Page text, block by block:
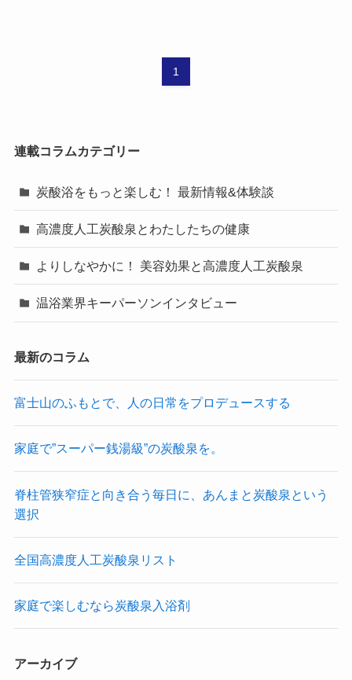
1
連載コラムカテゴリー
炭酸浴をもっと楽しむ！ 最新情報&体験談
高濃度人工炭酸泉とわたしたちの健康
よりしなやかに！ 美容効果と高濃度人工炭酸泉
温浴業界キーパーソンインタビュー
最新のコラム
富士山のふもとで、人の日常をプロデュースする
家庭で”スーパー銭湯級”の炭酸泉を。
脊柱管狭窄症と向き合う毎日に、あんまと炭酸泉という
選択
全国高濃度人工炭酸泉リスト
家庭で楽しむなら炭酸泉入浴剤
アーカイブ